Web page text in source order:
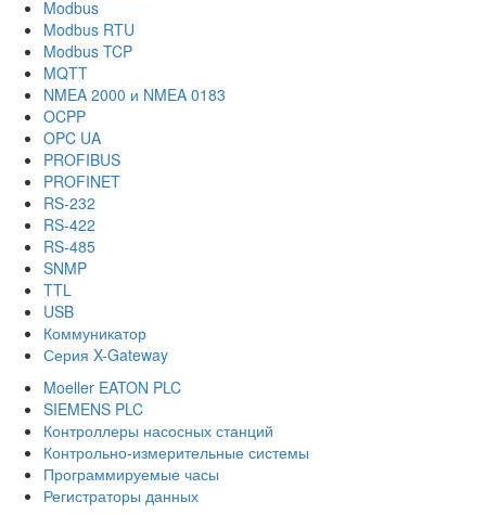
Modbus
Modbus RTU
Modbus TCP
MQTT
NMEA 2000 и NMEA 0183
OCPP
OPC UA
PROFIBUS
PROFINET
RS-232
RS-422
RS-485
SNMP
TTL
USB
Коммуникатор
Серия X-Gateway
Moeller EATON PLC
SIEMENS PLC
Контроллеры насосных станций
Контрольно-измерительные системы
Программируемые часы
Регистраторы данных